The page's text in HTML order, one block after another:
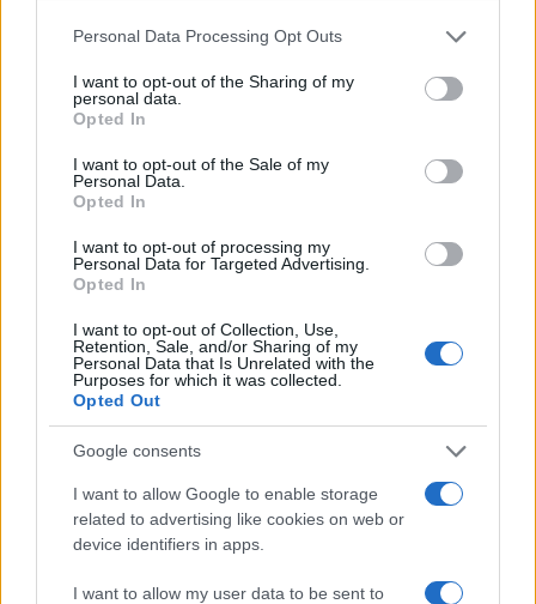
Please note that this website/app uses one or more Google
not limited to your visit or usage behaviour. You may click to
grant or deny consent to Google and its third-party tags to
use your data for below specified purposes in below Google
consent section.
Personal Data Processing Opt Outs
I want to opt-out of the Sharing of my
personal data.
Opted In
I want to opt-out of the Sale of my
Personal Data.
Opted In
I want to opt-out of processing my
Personal Data for Targeted Advertising.
Opted In
I want to opt-out of Collection, Use,
Retention, Sale, and/or Sharing of my
Personal Data that Is Unrelated with the
Purposes for which it was collected.
Opted Out
Google consents
I want to allow Google to enable storage
related to advertising like cookies on web or
device identifiers in apps.
I want to allow my user data to be sent to
Σχολίασε εδώ
50 /50
Υποβολή σχολίου
ΝΑΥΤΙΛΙΑ
ΠΟΣΕΙΔΩΝΙΑ
Share: